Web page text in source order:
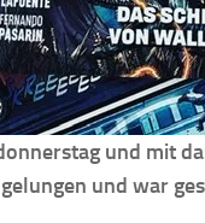
und mit
und war